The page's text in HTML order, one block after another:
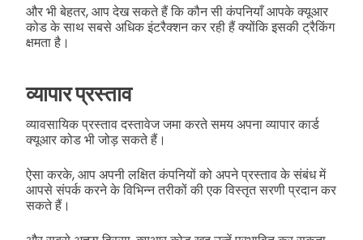
और भी बेहतर, आप देख सकते हैं कि कौन सी कंपनियाँ आपके क्यूआर
कोड के साथ सबसे अधिक इंटरैक्शन कर रही हैं क्योंकि इसकी ट्रैकिंग
क्षमता है।
व्यापार प्रस्ताव
व्यावसायिक प्रस्ताव दस्तावेज जमा करते समय अपना व्यापार कार्ड
क्यूआर कोड भी जोड़ सकते हैं।
ऐसा करके, आप अपनी लक्षित कंपनियों को अपने प्रस्ताव के संबंध में
आपसे संपर्क करने के विभिन्न तरीकों की एक विस्तृत सरणी प्रदान कर
सकते हैं।